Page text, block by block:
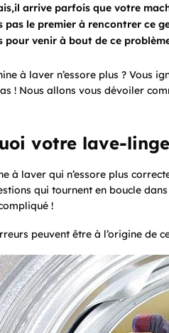
arrive parfois que votre
pas le premier à rencontrer ce
pour venir à bout de ce
à laver n’essore plus ? Vous
! Nous allons vous dévoiler
votre lave-
à laver qui n’essore plus
qui tournent en boucle
!
peuvent être à l’origine de